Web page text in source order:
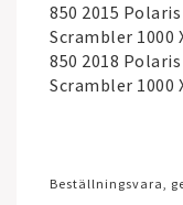
850 2015
Scrambler 1000
850 2018
Scrambler 1000
Beställningsvara,